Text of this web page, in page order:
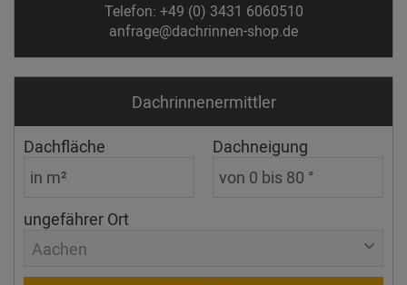
Telefon: +49 (0) 3431 6060510
anfrage@dachrinnen-shop.de
Dachrinnen­ermittler
Dachfläche Dachneigung
ungefährer Ort
Aachen